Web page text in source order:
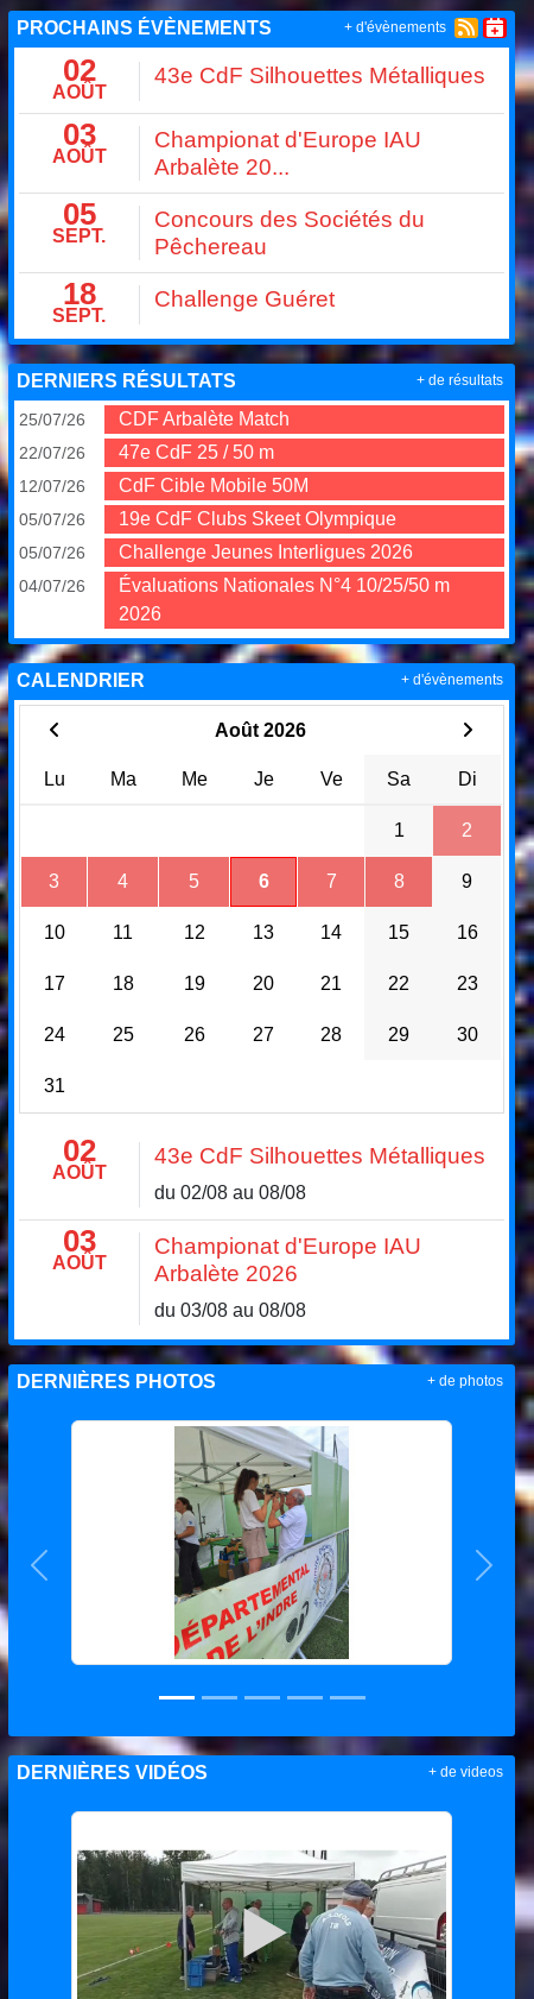
PROCHAINS ÉVÈNEMENTS
02
AOÛT
43e CdF Silhouettes Métalliques
03
AOÛT
Championat d'Europe IAU
Arbalète 20...
05
SEPT.
Concours des Sociétés du
Pêchereau
18
SEPT.
Challenge Guéret
+ d'évènements
DERNIERS RÉSULTATS
25/07/26 CDF Arbalète Match
22/07/26 47e CdF 25 / 50 m
12/07/26 CdF Cible Mobile 50M
05/07/26 19e CdF Clubs Skeet Olympique
05/07/26 Challenge Jeunes Interligues 2026
04/07/26
Évaluations Nationales N°4 10/25/50 m
2026
+ de résultats
CALENDRIER
Août 2026
Lu Ma Me Je Ve Sa Di
1 2
3 4 5 6 7 8 9
10 11 12 13 14 15 16
17 18 19 20 21 22 23
24 25 26 27 28 29 30
31
02
AOÛT
43e CdF Silhouettes Métalliques
du 02/08 au 08/08
03
AOÛT
Championat d'Europe IAU
Arbalète 2026
du 03/08 au 08/08
+ d'évènements
DERNIÈRES PHOTOS
Précedent
+ de photos
DERNIÈRES VIDÉOS + de videos